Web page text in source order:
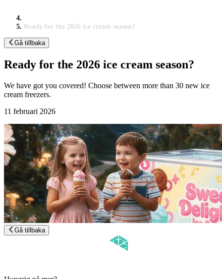
Ready for the 2026 ice cream season?
Gå tillbaka
Ready for the 2026 ice cream season?
We have got you covered! Choose between more than 30 new ice
cream freezers.
11 februari 2026
Gå tillbaka